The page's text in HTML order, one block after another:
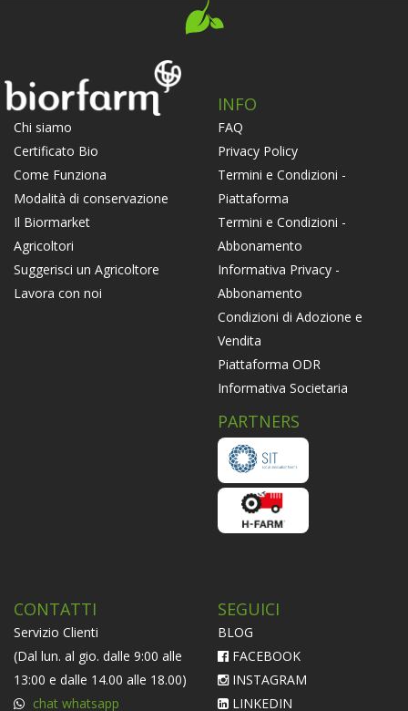
Chi siamo
Certificato Bio
Come Funziona
Modalità di conservazione
Il Biormarket
Agricoltori
Suggerisci un Agricoltore
Lavora con noi
INFO
FAQ
Privacy Policy
Termini e Condizioni -
Piattaforma
Termini e Condizioni -
Abbonamento
Informativa Privacy -
Abbonamento
Condizioni di Adozione e
Vendita
Piattaforma ODR
Informativa Societaria
PARTNERS
CONTATTI
Servizio Clienti
(Dal lun. al gio. dalle 9:00 alle
13:00 e dalle 14.00 alle 18.00)
chat whatsapp
SEGUICI
BLOG
FACEBOOK
INSTAGRAM
LINKEDIN